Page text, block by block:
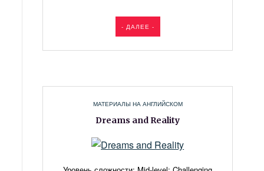
- ДАЛЕЕ -
МАТЕРИАЛЫ НА АНГЛИЙСКОМ
Dreams and Reality